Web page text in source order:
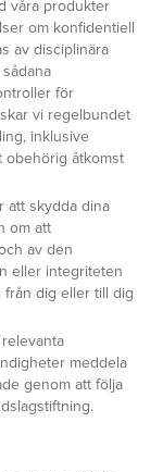
våra produkter
om konfidentiell
av disciplinära
för
vi regelbundet
inklusive
obehörig åtkomst
att skydda dina
om att
av den
eller integriteten
dig eller till dig
meddela
genom att följa